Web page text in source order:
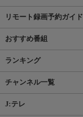
リモート録画予約ガイド
おすすめ番組
ランキング
チャンネル一覧
J:テレ